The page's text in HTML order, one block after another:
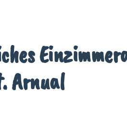
Arnual